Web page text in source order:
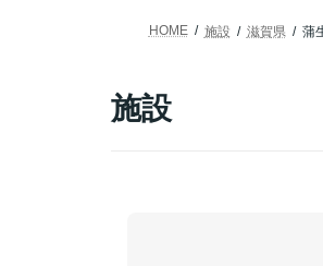
施設
HOME 施設 滋賀県 蒲